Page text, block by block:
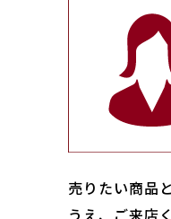
売りたい商品
うえ、ご来店